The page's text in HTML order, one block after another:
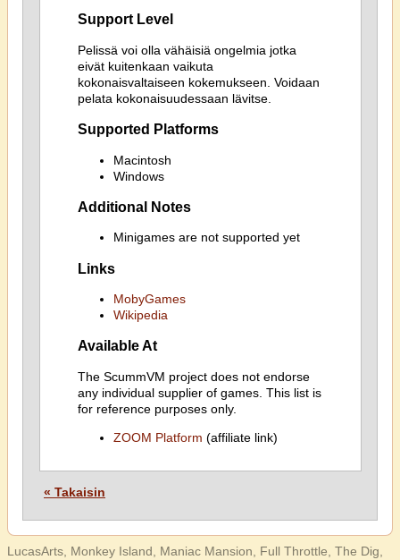
Support Level
Pelissä voi olla vähäisiä ongelmia jotka
eivät kuitenkaan vaikuta
kokonaisvaltaiseen kokemukseen. Voidaan
pelata kokonaisuudessaan lävitse.
Supported Platforms
Macintosh
Windows
Additional Notes
Minigames are not supported yet
Links
MobyGames
Wikipedia
Available At
The ScummVM project does not endorse
any individual supplier of games. This list is
for reference purposes only.
ZOOM Platform (affiliate link)
« Takaisin
LucasArts, Monkey Island, Maniac Mansion, Full Throttle, The Dig,